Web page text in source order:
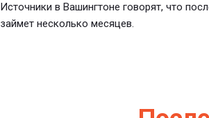
Источники в Вашингтоне говорят, что
займет несколько месяцев.